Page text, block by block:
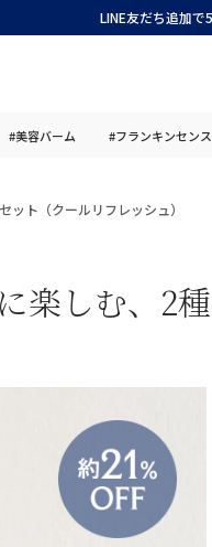
LINE友だち追加で
#美容バーム #フランキンセンス
ット（クールリフレッシュ）
楽しむ、2